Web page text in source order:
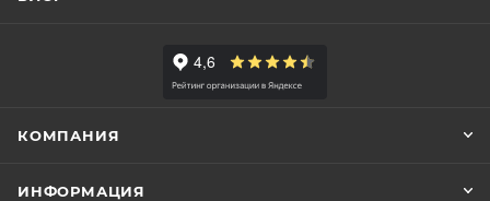
КОМПАНИЯ
ИНФОРМАЦИЯ